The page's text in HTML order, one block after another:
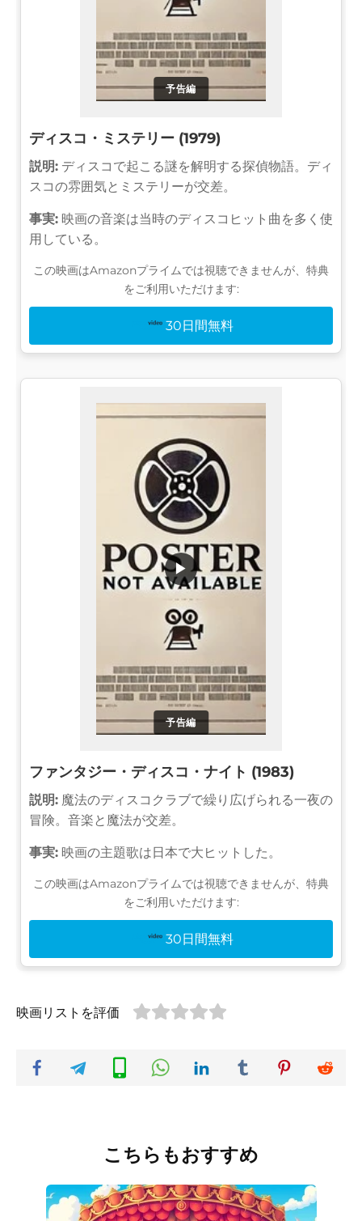
予告編
ディスコ・ミステリー (1979)
説明: ディスコで起こる謎を解明する探偵物語。ディ
スコの雰囲気とミステリーが交差。
事実: 映画の音楽は当時のディスコヒット曲を多く使
用している。
この映画はAmazonプライムでは視聴できませんが、特典
をご利用いただけます:
30日間無料
予告編
▶
ファンタジー・ディスコ・ナイト (1983)
説明: 魔法のディスコクラブで繰り広げられる一夜の
冒険。音楽と魔法が交差。
事実: 映画の主題歌は日本で大ヒットした。
この映画はAmazonプライムでは視聴できませんが、特典
をご利用いただけます:
30日間無料
映画リストを評価
こちらもおすすめ